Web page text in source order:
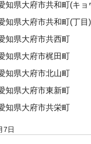
知県大府市共和町(キョ
知県大府市共和町(丁目)
知県大府市共西町
知県大府市梶田町
知県大府市北山町
知県大府市東新町
知県大府市共栄町
7日